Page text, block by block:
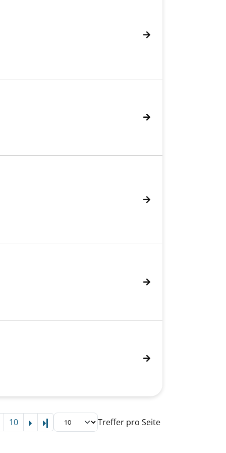
10 Letzte Seite Treffer pro Seite